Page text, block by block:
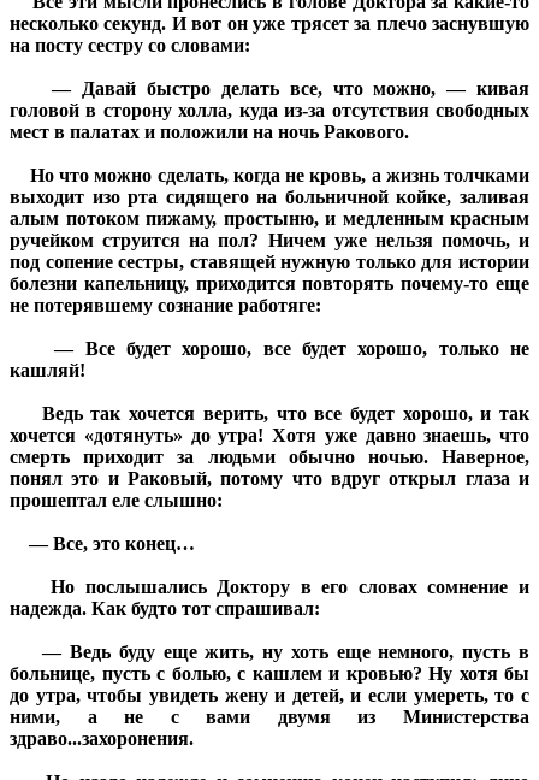
несколько секунд. И вот он уже трясет за плечо заснувшую
на посту сестру со словами:
— Давай быстро делать все, что можно, — кивая
головой в сторону холла, куда из-за отсутствия свободных
мест в палатах и положили на ночь Ракового.
Но что можно сделать, когда не кровь, а жизнь толчками
выходит изо рта сидящего на больничной койке, заливая
алым потоком пижаму, простыню, и медленным красным
ручейком струится на пол? Ничем уже нельзя помочь, и
под сопение сестры, ставящей нужную только для истории
болезни капельницу, приходится повторять почему-то еще
не потерявшему сознание работяге:
— Все будет хорошо, все будет хорошо, только не
кашляй!
Ведь так хочется верить, что все будет хорошо, и так
хочется «дотянуть» до утра! Хотя уже давно знаешь, что
смерть приходит за людьми обычно ночью. Наверное,
понял это и Раковый, потому что вдруг открыл глаза и
прошептал еле слышно:
— Все, это конец…
Но послышались Доктору в его словах сомнение и
надежда. Как будто тот спрашивал:
— Ведь буду еще жить, ну хоть еще немного, пусть в
больнице, пусть с болью, с кашлем и кровью? Ну хотя бы
до утра, чтобы увидеть жену и детей, и если умереть, то с
ними, а не с вами двумя из Министерства
здраво...захоронения.